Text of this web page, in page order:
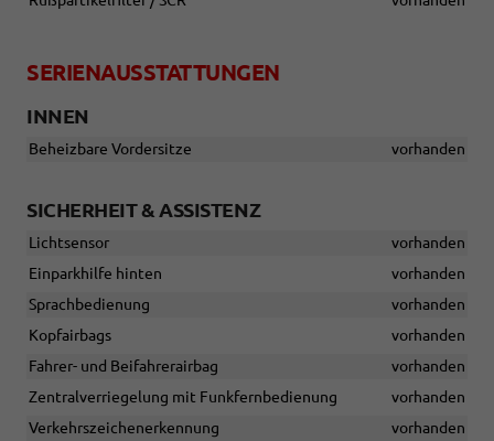
SERIENAUSSTATTUNGEN
INNEN
Beheizbare Vordersitze vorhanden
SICHERHEIT & ASSISTENZ
Lichtsensor
vorhanden
Einparkhilfe hinten
vorhanden
Sprachbedienung
vorhanden
Kopfairbags
vorhanden
Fahrer- und Beifahrerairbag
vorhanden
Zentralverriegelung mit Funkfernbedienung
vorhanden
Verkehrszeichenerkennung
vorhanden